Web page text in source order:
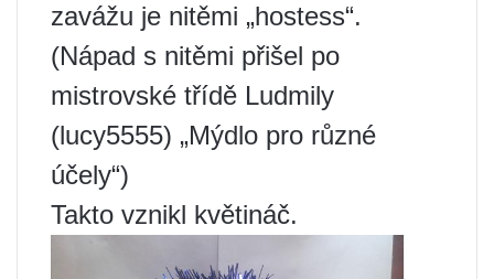
zavážu je nitěmi „hostess“.
(Nápad s nitěmi přišel po
mistrovské třídě Ludmily
(lucy5555) „Mýdlo pro různé
účely“)
Takto vznikl květináč.